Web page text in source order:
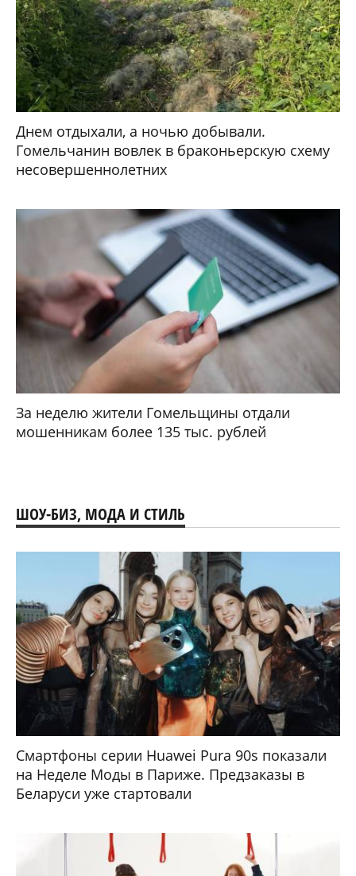
Днем отдыхали, а ночью добывали.
Гомельчанин вовлек в браконьерскую схему
несовершеннолетних
За неделю жители Гомельщины отдали
мошенникам более 135 тыс. рублей
ШОУ-БИЗ, МОДА И СТИЛЬ
Смартфоны серии Huawei Pura 90s показали
на Неделе Моды в Париже. Предзаказы в
Беларуси уже стартовали